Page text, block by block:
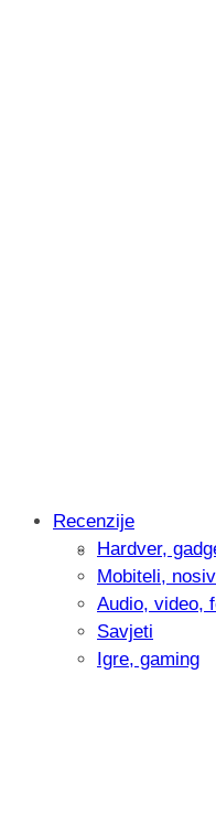
Intervju:
Recenzije
Hardver,
Mobiteli,
Audio, video,
Savjeti
Igre, gaming